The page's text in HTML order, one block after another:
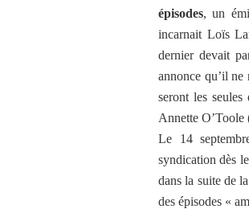
épisodes, un
incarnait Loïs
dernier devait
annonce qu’il ne
seront les
Annette
Le 14
syndication dès
dans la suite de
des épisodes «